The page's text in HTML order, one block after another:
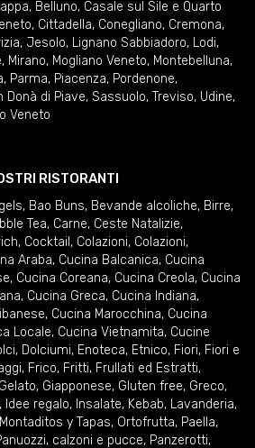
, Belluno, Casale sul Sile e Quarto
, Cittadella, Conegliano, Cremona,
, Jesolo, Lignano Sabbiadoro, Lodi,
, Mirano, Mogliano Veneto, Montebelluna,
, Parma, Piacenza, Pordenone,
Donà di Piave, Sassuolo, Treviso, Udine,
Veneto
RISTORANTI
, Bao Buns, Bevande alcoliche, Birre,
Tea, Carne, Ceste Natalizie,
, Cocktail , Colazioni, Colazioni,
Araba, Cucina Balcanica, Cucina
, Cucina Coreana, Cucina Creola, Cucina
, Cucina Greca, Cucina Indiana,
, Cucina Marocchina, Cucina
Locale, Cucina Vietnamita, Cucine
, Dolciumi, Enoteca, Etnico, Fiori, Fiori e
, Frico, Fritti, Frullati ed Estratti,
Gelato, Giapponese, Gluten free, Greco,
, Idee regalo, Insalate, Kebab, Lavanderia,
Montaditos y Tapas, Ortofrutta, Paella,
calzoni e pucce, Panzerotti,